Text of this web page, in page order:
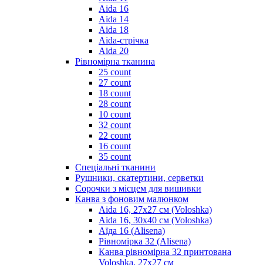
Aida 16
Aida 14
Aida 18
Aida-стрічка
Aida 20
Рівномірна тканина
25 count
27 count
18 count
28 count
10 count
32 count
22 count
16 count
35 count
Спеціальні тканини
Рушники, скатертини, серветки
Сорочки з місцем для вишивки
Канва з фоновим малюнком
Aida 16, 27х27 см (Voloshka)
Aida 16, 30х40 см (Voloshka)
Аїда 16 (Alisena)
Рівномірка 32 (Alisena)
Канва рівномірна 32 принтована
Voloshka, 27х27 см